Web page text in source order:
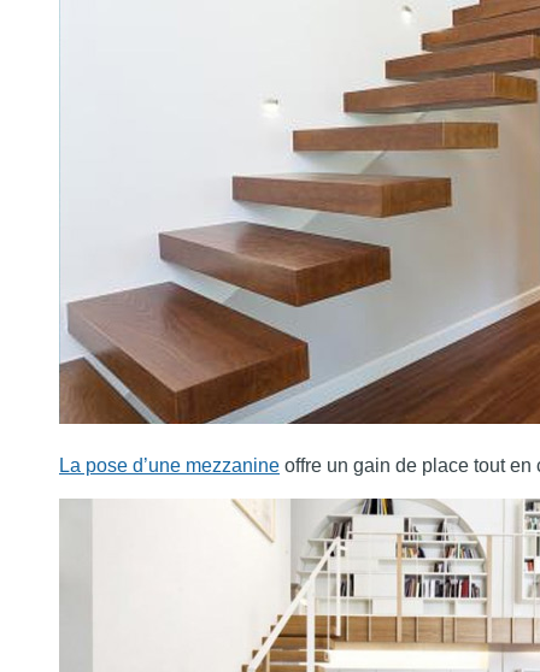
La pose d’une mezzanine offre un gain de place tout